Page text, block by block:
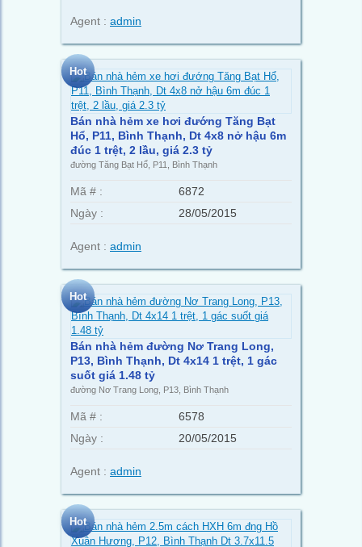
Agent : admin
Bán nhà hẻm xe hơi đướng Tăng Bạt
Hổ, P11, Bình Thạnh, Dt 4x8 nở hậu 6m
đúc 1 trệt, 2 lầu, giá 2.3 tỷ
đường Tăng Bạt Hổ, P11, Bình Thạnh
Mã # :
6872
Ngày :
28/05/2015
Agent : admin
Hot
Bán nhà hẻm đường Nơ Trang Long,
P13, Bình Thạnh, Dt 4x14 1 trệt, 1 gác
suốt giá 1.48 tỷ
đường Nơ Trang Long, P13, Bình Thạnh
Mã # :
6578
Ngày :
20/05/2015
Agent : admin
Hot
Hot